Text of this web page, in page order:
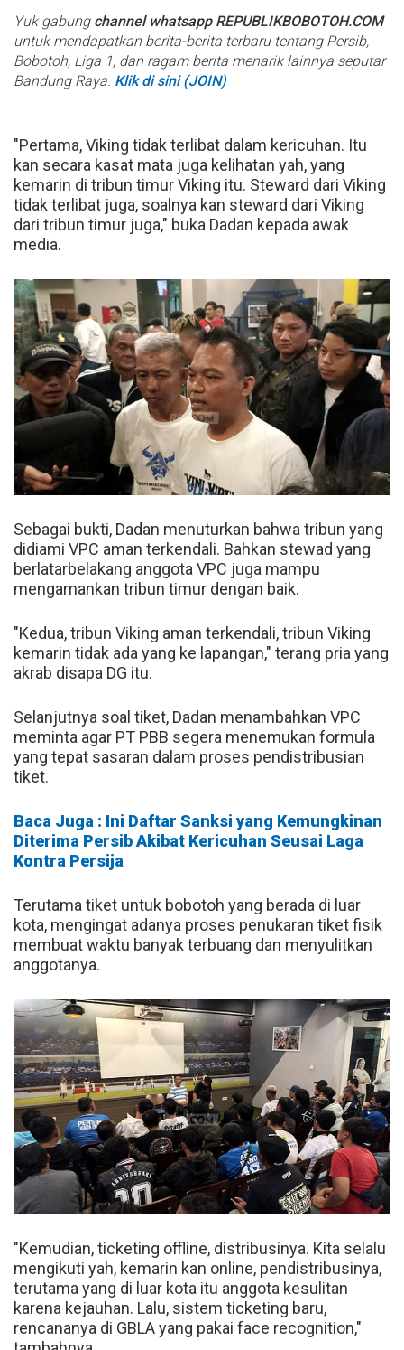
Yuk gabung channel whatsapp REPUBLIKBOBOTOH.COM
untuk mendapatkan berita-berita terbaru tentang Persib,
Bobotoh, Liga 1, dan ragam berita menarik lainnya seputar
Bandung Raya. Klik di sini (JOIN)
"Pertama, Viking tidak terlibat dalam kericuhan. Itu
kan secara kasat mata juga kelihatan yah, yang
kemarin di tribun timur Viking itu. Steward dari Viking
tidak terlibat juga, soalnya kan steward dari Viking
dari tribun timur juga," buka Dadan kepada awak
media.
Sebagai bukti, Dadan menuturkan bahwa tribun yang
didiami VPC aman terkendali. Bahkan stewad yang
berlatarbelakang anggota VPC juga mampu
mengamankan tribun timur dengan baik.
"Kedua, tribun Viking aman terkendali, tribun Viking
kemarin tidak ada yang ke lapangan," terang pria yang
akrab disapa DG itu.
Selanjutnya soal tiket, Dadan menambahkan VPC
meminta agar PT PBB segera menemukan formula
yang tepat sasaran dalam proses pendistribusian
tiket.
Baca Juga : Ini Daftar Sanksi yang Kemungkinan
Diterima Persib Akibat Kericuhan Seusai Laga
Kontra Persija
Terutama tiket untuk bobotoh yang berada di luar
kota, mengingat adanya proses penukaran tiket fisik
membuat waktu banyak terbuang dan menyulitkan
anggotanya.
"Kemudian, ticketing offline, distribusinya. Kita selalu
mengikuti yah, kemarin kan online, pendistribusinya,
terutama yang di luar kota itu anggota kesulitan
karena kejauhan. Lalu, sistem ticketing baru,
rencananya di GBLA yang pakai face recognition,"